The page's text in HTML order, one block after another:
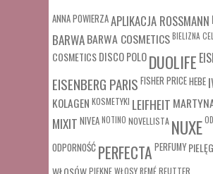
ANNA POWIERZAAPLIKACJA ROSSMANN
BARWABARWA COSMETICSBIELIZNA
COSMETICSDISCO POLODUOLIFE
EISENBERG PARIS FISHER PRICEHEBE
KOLAGEN KOSMETYKI LEIFHEIT
MIXIT NIVEANOTINO NOVELLISTA NUXE
ODPORNOŚĆ PERFECTA PERFUMY
PIĘKNE WŁOSYREMÉREUTTER